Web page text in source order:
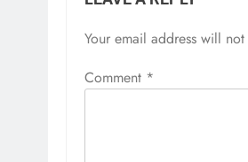
Your email address will
Comment *